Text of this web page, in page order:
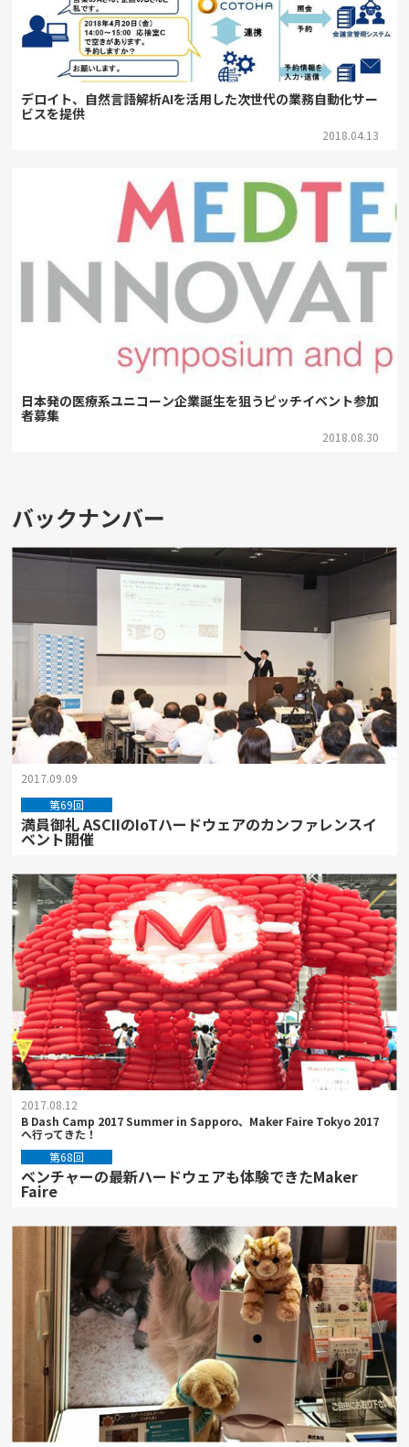
デロイト、自然言語解析AIを活用した次世代の業務自動化サー
ビスを提供
2018.04.13
日本発の医療系ユニコーン企業誕生を狙うピッチイベント参加
者募集
2018.08.30
バックナンバー
2017.09.09
第69回
満員御礼 ASCIIのIoTハードウェアのカンファレンスイ
ベント開催
2017.08.12
B Dash Camp 2017 Summer in Sapporo、Maker Faire Tokyo 2017
へ行ってきた！
第68回
ベンチャーの最新ハードウェアも体験できたMaker
Faire